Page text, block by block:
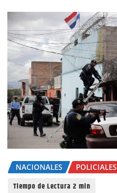
NACIONALES POLICIALES